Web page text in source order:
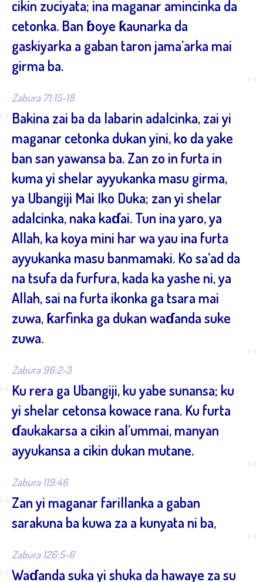
cikin zuciyata; ina maganar amincinka da
cetonka. Ban ɓoye ƙaunarka da
gaskiyarka a gaban taron jama’arka mai
girma ba.
Zabura 71:15-18
Bakina zai ba da labarin adalcinka, zai yi
maganar cetonka dukan yini, ko da yake
ban san yawansa ba. Zan zo in furta in
kuma yi shelar ayyukanka masu girma,
ya Ubangiji Mai Iko Duka; zan yi shelar
adalcinka, naka kaɗai. Tun ina yaro, ya
Allah, ka koya mini har wa yau ina furta
ayyukanka masu banmamaki. Ko sa’ad da
na tsufa da furfura, kada ka yashe ni, ya
Allah, sai na furta ikonka ga tsara mai
zuwa, ƙarfinka ga dukan waɗanda suke
zuwa.
Zabura 96:2-3
Ku rera ga Ubangiji, ku yabe sunansa; ku
yi shelar cetonsa kowace rana. Ku furta
ɗaukakarsa a cikin al’ummai, manyan
ayyukansa a cikin dukan mutane.
Zabura 119:46
Zan yi maganar farillanka a gaban
sarakuna ba kuwa za a kunyata ni ba,
Zabura 126:5-6
Waɗanda suka yi shuka da hawaye za su